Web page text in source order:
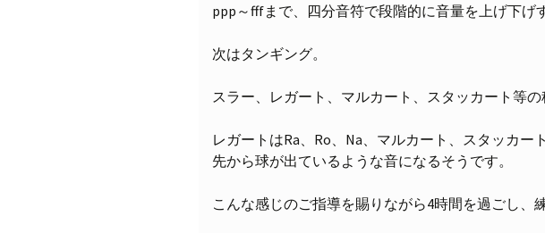
ppp～fffまで、四分音符で段階的に音量を上げ下げ
次はタンギング。
スラー、レガート、マルカート、スタッカート等
レガートはRa、Ro、Na、マルカート、スタッカ
先から球が出ているような音になるそうです。
こんな感じのご指導を賜りながら4時間を過ごし、